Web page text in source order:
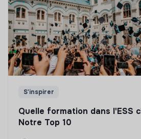
S'inspirer
Quelle formation dans l'ESS
Notre Top 10